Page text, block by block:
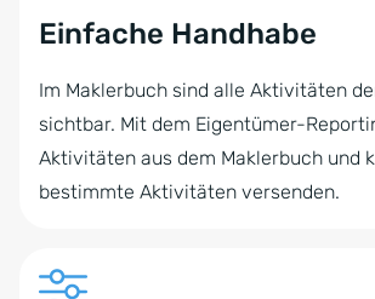
Einfache Handhabe
Im Maklerbuch sind alle Aktivitäten
sichtbar. Mit dem Eigentümer-
Aktivitäten aus dem Maklerbuch und
bestimmte Aktivitäten versenden.